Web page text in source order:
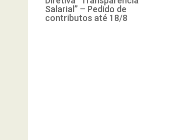
Salarial” – Pedido de
contributos até 18/8